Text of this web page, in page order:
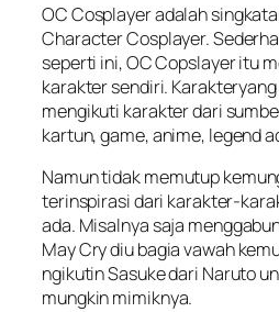
OC Cosplayer adalah
Character Cosplayer.
seperti ini, OC Copslayer itu
karakter sendiri.
mengikuti karakter dari
kartun, game, anime, legend
Namun tidak memutup
terinspirasi dari karakter-
ada. Misalnya saja
May Cry diu bagia vawah
ngikutin Sasuke dari Naruto
mungkin mimiknya.